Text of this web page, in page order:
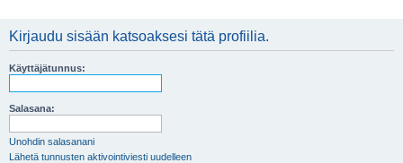
Kirjaudu sisään katsoaksesi tätä profiilia.
Käyttäjätunnus:
Salasana:
Unohdin salasanani
Lähetä tunnusten aktivointiviesti uudelleen